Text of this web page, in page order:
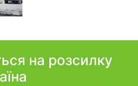
на розсилку